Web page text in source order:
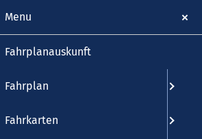
& Kalender
Menu
Fahrplanauskunft
Fahrplan
Fahrkarten